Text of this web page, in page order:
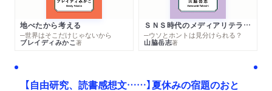
地べたから考える
─世界はそこだけじゃないから
ブレイディみかこ著
ＳＮＳ時代のメディアリテラシー
─ウソとホントは見分けられる？
山脇岳志著
【自由研究、読書感想文……】夏休みの宿題のおと